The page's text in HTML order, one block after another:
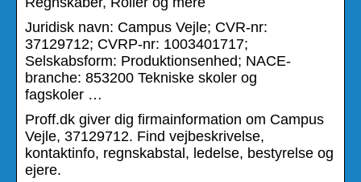
Juridisk navn: Campus Vejle; CVR-nr:
37129712; CVRP-nr: 1003401717;
Selskabsform: Produktionsenhed; NACE-
branche: 853200 Tekniske skoler og
fagskoler …
Proff.dk giver dig firmainformation om Campus
Vejle, 37129712. Find vejbeskrivelse,
kontaktinfo, regnskabstal, ledelse, bestyrelse og
ejere.